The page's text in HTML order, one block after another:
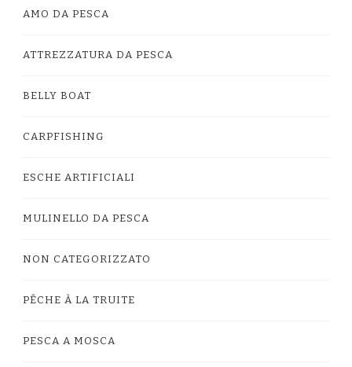
AMO DA PESCA
ATTREZZATURA DA PESCA
BELLY BOAT
CARPFISHING
ESCHE ARTIFICIALI
MULINELLO DA PESCA
NON CATEGORIZZATO
PÊCHE À LA TRUITE
PESCA A MOSCA